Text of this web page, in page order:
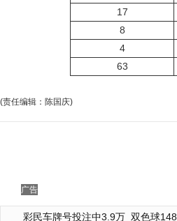
17
8
4
63
(责任编辑：陈国庆)
广告
彩民车牌号投注中3.9万 双色球